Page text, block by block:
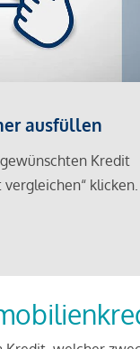
ausfüllen
Kredit
klicken.